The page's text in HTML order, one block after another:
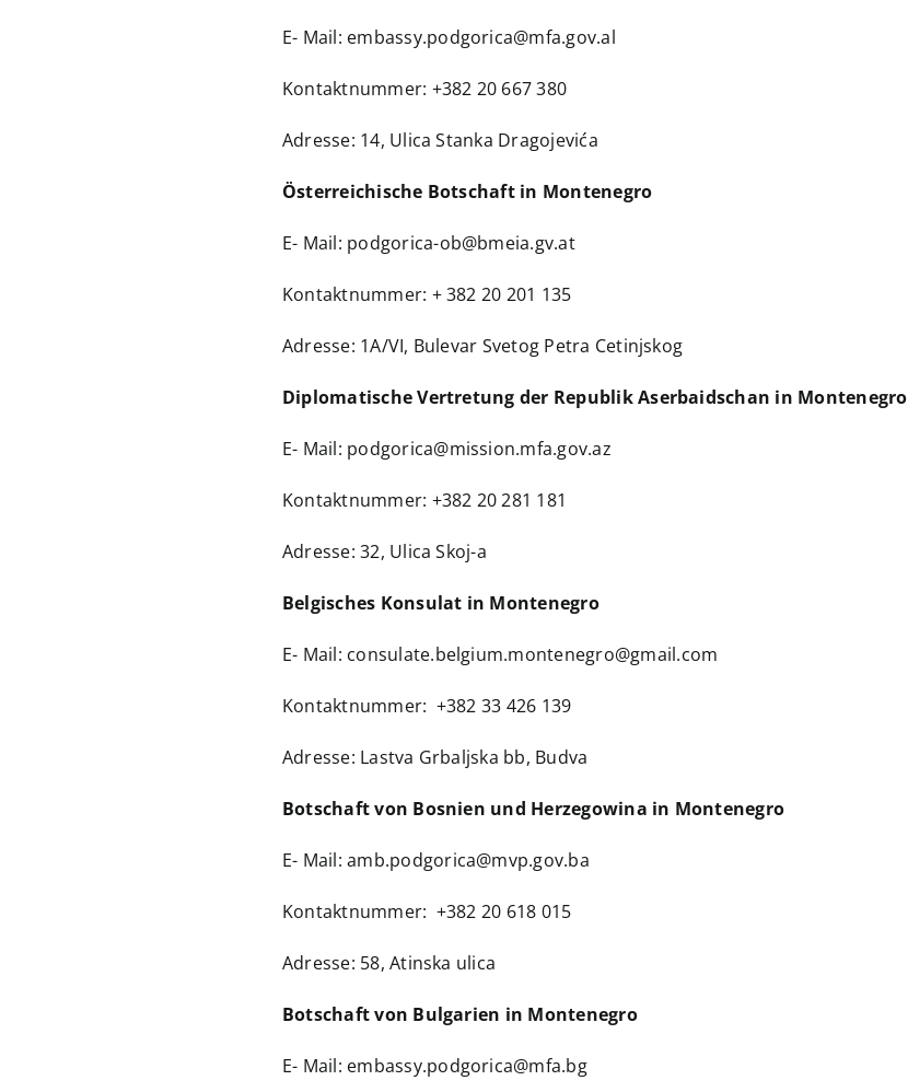
E- Mail: embassy.podgorica@mfa.gov.al
Kontaktnummer: +382 20 667 380
Adresse: 14, Ulica Stanka Dragojevića
Österreichische Botschaft in Montenegro
E- Mail: podgorica-ob@bmeia.gv.at
Kontaktnummer: + 382 20 201 135
Adresse: 1A/VI, Bulevar Svetog Petra Cetinjskog
Diplomatische Vertretung der Republik Aserbaidschan in Montenegro
E- Mail: podgorica@mission.mfa.gov.az
Kontaktnummer: +382 20 281 181
Adresse: 32, Ulica Skoj-a
Belgisches Konsulat in Montenegro
E- Mail: consulate.belgium.montenegro@gmail.com
Kontaktnummer: +382 33 426 139
Adresse: Lastva Grbaljska bb, Budva
Botschaft von Bosnien und Herzegowina in Montenegro
E- Mail:amb.podgorica@mvp.gov.ba
Kontaktnummer: +382 20 618 015
Adresse: 58, Atinska ulica
Botschaft von Bulgarien in Montenegro
E- Mail: embassy.podgorica@mfa.bg